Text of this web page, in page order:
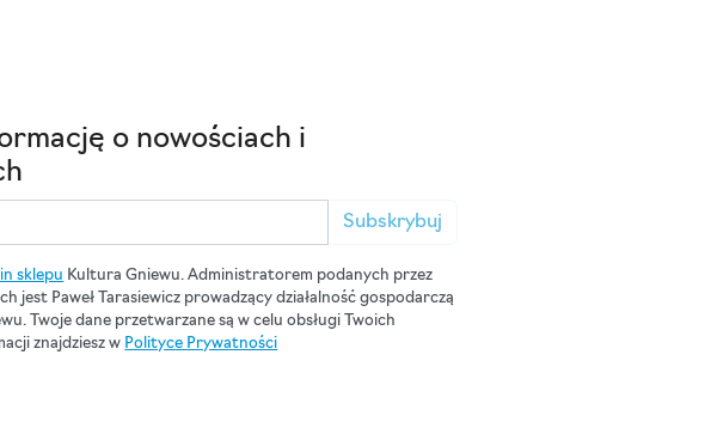
o nowościach i
Subskrybuj
sklepu Kultura Gniewu. Administratorem podanych przez
jest Paweł Tarasiewicz prowadzący działalność gospodarczą
Twoje dane przetwarzane są w celu obsługi Twoich
znajdziesz w Polityce Prywatności